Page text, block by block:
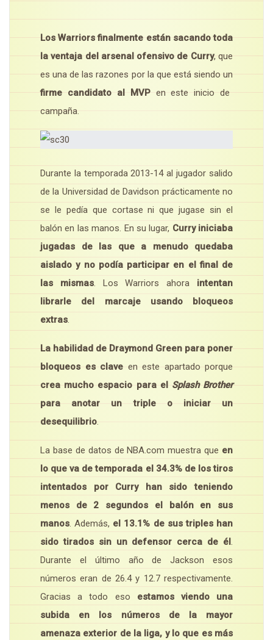
Los Warriors finalmente están sacando toda
la ventaja del arsenal ofensivo de Curry, que
es una de las razones por la que está siendo un
firme candidato al MVPen este inicio de
campaña.
Durante la temporada 2013-14 al jugador salido
de la Universidad de Davidson prácticamente no
se le pedía que cortase ni que jugase sin el
balón en las manos. En su lugar, Curry iniciaba
jugadas de las que a menudo quedaba
aislado y no podía participar en el final de
las mismas. Los Warriors ahora intentan
librarle del marcaje usando bloqueos
extras.
La habilidad de Draymond Green para poner
bloqueos es clave en este apartado porque
crea mucho espacio para el Splash Brother
para anotar un triple o iniciar un
desequilibrio.
La base de datos de NBA.com muestra que en
lo que va de temporada el 34.3% de los tiros
intentados por Curry han sido teniendo
menos de 2 segundos el balón en sus
manos. Además, el 13.1% de sus triples han
sido tirados sin un defensor cerca de él .
Durante el último año de Jackson esos
números eran de 26.4 y 12.7 respectivamente.
Gracias a todo eso estamos viendo una
subida en los números de la mayor
amenaza exterior de la liga, y lo que es más